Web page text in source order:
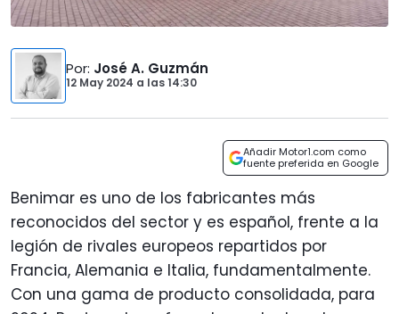
Por: José A. Guzmán
12 May 2024 a las14:30
Añadir Motor1.com como
fuente preferida en Google
Benimar es uno de los fabricantes más
reconocidos del sector y es español, frente a la
legión de rivales europeos repartidos por
Francia, Alemania e Italia, fundamentalmente.
Con una gama de producto consolidada, para